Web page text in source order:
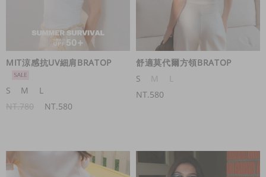
MIT涼感抗UV細肩BRATOP
S M
L
NT.780
NT.580
舒適莫代爾方領BRATOP
S
M
L
NT.580